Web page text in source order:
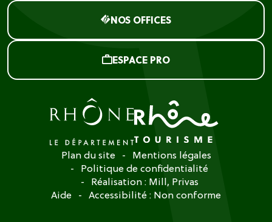
NOS OFFICES
ESPACE PRO
Plan du site
Mentions légales
Politique de confidentialité
Réalisation : Mill, Privas
Aide
Accessibilité : Non conforme